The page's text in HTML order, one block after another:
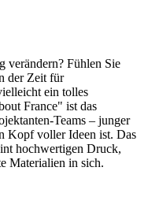
verändern? Fühlen Sie
der Zeit für
ein tolles
France" ist das
Teams – junger
Kopf voller Ideen ist. Das
hochwertigen Druck,
Materialien in sich.